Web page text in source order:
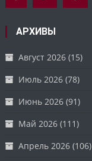
АРХИВЫ
Август 2026 (15)
Июль 2026 (78)
Июнь 2026 (91)
Май 2026 (111)
Апрель 2026 (106)